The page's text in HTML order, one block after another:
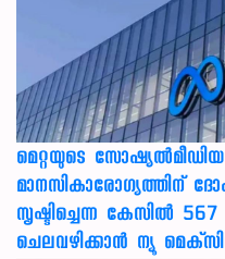
മെറ്റയുടെ
മാനസികാരോഗ്യത്തിന്
സൃഷ്ടിച്ചെന്ന കേസില്‍
ചെലവഴിക്കാന്‍ ന്യൂ